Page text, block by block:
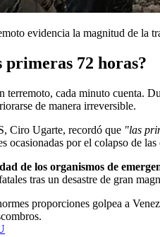
evidencia la magnitud de la
primeras 72 horas?
terremoto, cada minuto cuenta.
de manera irreversible.
Ciro Ugarte, recordó que "las
ocasionadas por el colapso de las
de los organismos de
tras un desastre de gran
proporciones golpea a